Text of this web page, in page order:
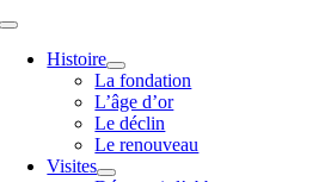
Toggle
NavigationHistoire
La fondation
L’âge d’or
Le déclin
Le renouveau
Visites